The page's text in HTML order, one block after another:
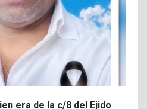
era de la c/8 del Ejido